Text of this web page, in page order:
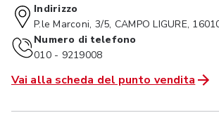
Indirizzo
P.le Marconi, 3/5, CAMPO LIGURE,
Numero di telefono
010 - 9219008
Vai alla scheda del punto vendita